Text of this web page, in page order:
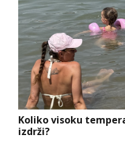
Koliko visoku
izdrži?